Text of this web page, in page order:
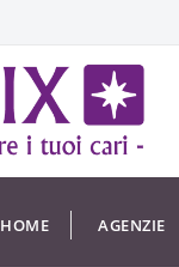
HOME AGENZIE